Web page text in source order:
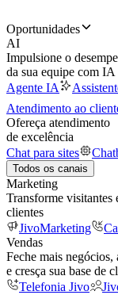
Oportunidades
AI
Impulsione o
da sua equipe com IA
Agente IA
Atendimento ao
Ofereça atendimento
de excelência
Chat para sites
Todos os canais
Marketing
Transforme visitantes
clientes
JivoMarketing
Vendas
Feche mais negócios,
e cresça sua base de
Telefonia Jivo